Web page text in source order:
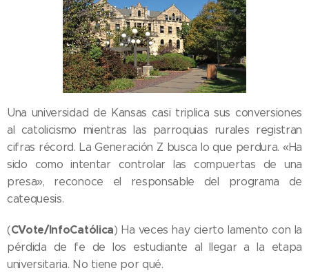
Una universidad de Kansas casi triplica sus conversiones
al catolicismo mientras las parroquias rurales registran
cifras récord. La Generación Z busca lo que perdura. «Ha
sido como intentar controlar las compuertas de una
presa», reconoce el responsable del programa de
catequesis.
(CVote/InfoCatólica) Ha veces hay cierto lamento con la
pérdida de fe de los estudiante al llegar a la etapa
universitaria. No tiene por qué.